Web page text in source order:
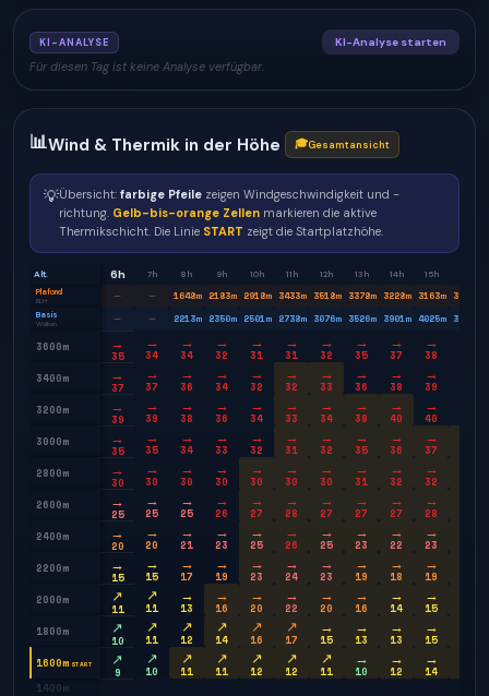
KI-ANALYSE KI-Analyse starten
Für diesen Tag ist keine Analyse verfügbar.
📊Wind & Thermik in der Höhe 🎓Gesamtansicht
💡Übersicht: farbige Pfeile zeigen Windgeschwindigkeit und -
richtung. Gelb-bis-orange Zellen markieren die aktive
Thermikschicht. Die Linie START zeigt die Startplatzhöhe.
Alt. 6h 7h 8h 9h 10h 11h 12h 13h 14h 15h
Plafond
BLH — — 1648m 2183m 2918m 3433m 3518m 3378m 3228m 3163m 3083
Basis
Wolken — — 2213m 2350m 2501m 2738m 3076m 3526m 3901m 4025m 3913
3600m →
35
→
34
→
34
→
32
→
31
→
31
→
32
→
35
→
37
→
38
3400m
→
37
→
37
→
36
→
34
→
32
→
32
→
33
→
36
→
38
→
39
3200m
→
39
→
39
→
38
→
36
→
34
→
33
→
34
→
38
→
40
→
40
3000m
→
35
→
35
→
34
→
33
→
32
→
31
→
32
→
35
→
36
→
37
2800m
→
30
→
30
→
30
→
30
→
30
→
30
→
30
→
31
→
32
→
32
2600m
→
25
→
25
→
25
→
26
→
27
→
28
→
27
→
27
→
27
→
28
2400m
→
20
→
20
→
21
→
23
→
25
→
26
→
25
→
23
→
22
→
23
2200m
→
15
→
15
→
17
→
19
→
23
→
24
→
23
→
19
→
18
→
19
2000m
↗
11
↗
11
→
13
→
16
→
20
→
22
→
20
→
16
→
14
→
15
1800m
↗
10
↗
11
↗
12
↗
14
↗
16
↗
17
→
15
→
13
→
13
→
15
1600m START ↗
9
↗
10
↗
11
↗
11
↗
12
↗
12
↗
11
→
10
→
12
→
14
1400m